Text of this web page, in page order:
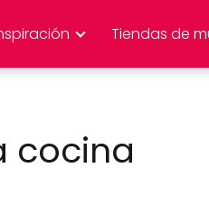
Tiendas de
cocina